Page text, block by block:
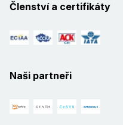
Členství a certifikáty
Naši partneři